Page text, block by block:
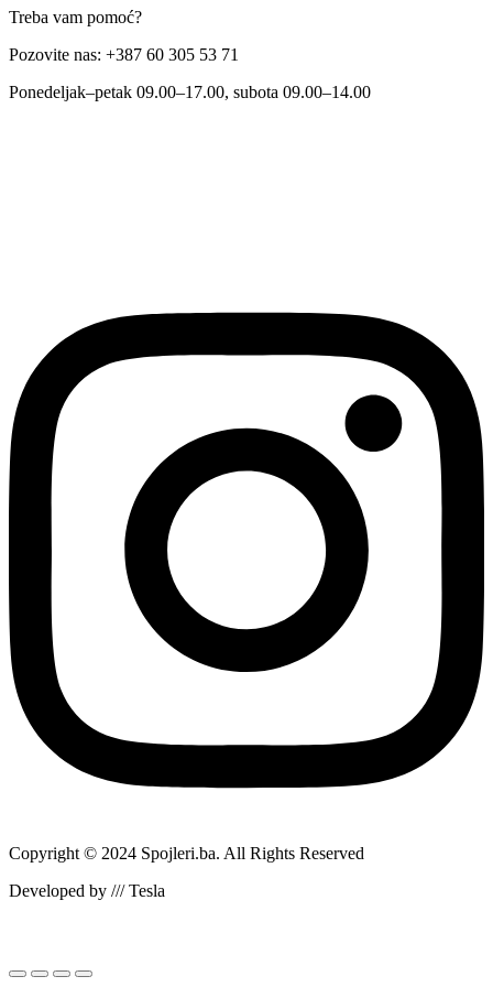
Treba vam pomoć?
Pozovite nas: +387 60 305 53 71
Ponedeljak–petak 09.00–17.00, subota 09.00–14.00
Copyright © 2024 Spojleri.ba. All Rights Reserved
Developed by /// Tesla